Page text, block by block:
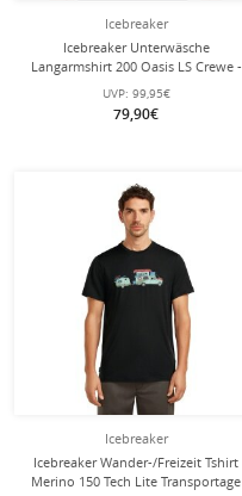
Icebreaker
Icebreaker Unterwäsche
Langarmshirt 200 Oasis LS Crewe -
Merinowolle, enganliegend -
schwarz Herren
UVP: 99,95€
79,90€
Icebreaker
Icebreaker Wander-/Freizeit Tshirt
Merino 150 Tech Lite Transportage